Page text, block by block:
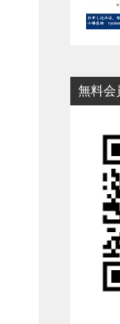
無料会